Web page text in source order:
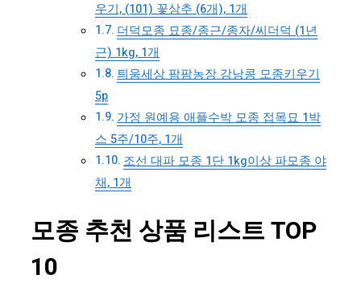
우기, (101) 꽃상추 (6개), 1개
더덕모종 묘종/종근/종자/씨더덕 (1년
근) 1kg, 1개
틔움세상 팜팜농장 강낭콩 모종키우기
5p
가정 원예용 애플수박 모종 접목묘 1박
스 5주/10주, 1개
조선 대파 모종 1단 1kg이상 파모종 야
채, 1개
모종 추천 상품 리스트 TOP
10